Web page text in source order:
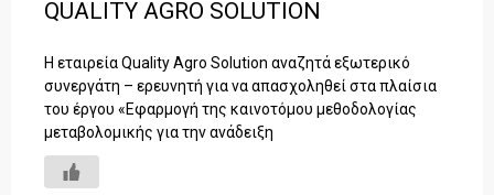
QUALITY AGRO SOLUTION
Η εταιρεία Quality Agro Solution αναζητά εξωτερικό
συνεργάτη – ερευνητή για να απασχοληθεί στα πλαίσια
του έργου «Εφαρμογή της καινοτόμου μεθοδολογίας
μεταβολομικής για την ανάδειξη